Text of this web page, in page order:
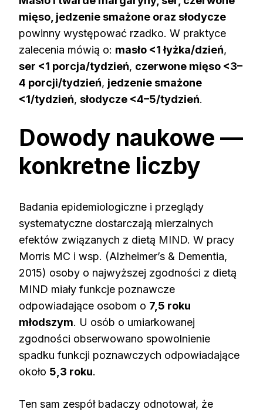
mięso, jedzenie smażone oraz słodycze
powinny występować rzadko. W praktyce
zalecenia mówią o: masło <1 łyżka/dzień,
ser <1 porcja/tydzień, czerwone mięso <3–
4 porcji/tydzień, jedzenie smażone
<1/tydzień, słodycze <4–5/tydzień.
Dowody naukowe —
konkretne liczby
Badania epidemiologiczne i przeglądy
systematyczne dostarczają mierzalnych
efektów związanych z dietą MIND. W pracy
Morris MC i wsp. (Alzheimer’s & Dementia,
2015) osoby o najwyższej zgodności z dietą
MIND miały funkcje poznawcze
odpowiadające osobom o 7,5 roku
młodszym. U osób o umiarkowanej
zgodności obserwowano spowolnienie
spadku funkcji poznawczych odpowiadające
około 5,3 roku.
Ten sam zespół badaczy odnotował, że